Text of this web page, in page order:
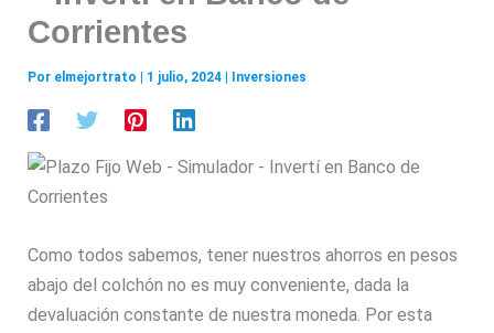
Corrientes
Por elmejortrato 1 julio, 2024 Inversiones
Como todos sabemos, tener nuestros ahorros en pesos
abajo del colchón no es muy conveniente, dada la
devaluación constante de nuestra moneda. Por esta